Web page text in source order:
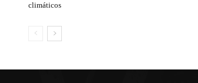
climáticos